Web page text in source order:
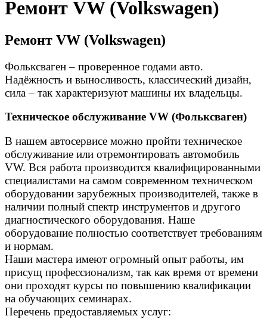
Ремонт VW (Volkswagen)
Ремонт VW (Volkswagen)
Фольксваген – проверенное годами авто.
Надёжность и выносливость, классический дизайн,
сила – так характеризуют машины их владельцы.
Техническое обслуживание VW (Фольксваген)
В нашем автосервисе можно пройти техническое
обслуживание или отремонтировать автомобиль
VW. Вся работа производится квалифицированными
специалистами на самом современном техническом
оборудовании зарубежных производителей, также в
наличии полный спектр инструментов и другого
диагностического оборудования. Наше
оборудование полностью соответствует требованиям
и нормам.
Наши мастера имеют огромный опыт работы, им
присущ профессионализм, так как время от времени
они проходят курсы по повышению квалификации
на обучающих семинарах.
Перечень предоставляемых услуг: